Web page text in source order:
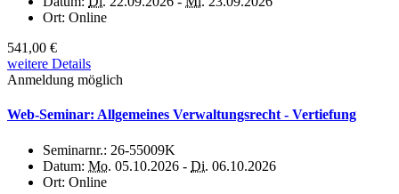
Ort: Online
541,00 €
weitere Details
Anmeldung möglich
Web-Seminar: Allgemeines Verwaltungsrecht - Vertiefung
Seminarnr.: 26-55009K
Datum: Mo. 05.10.2026 - Di. 06.10.2026
Ort: Online